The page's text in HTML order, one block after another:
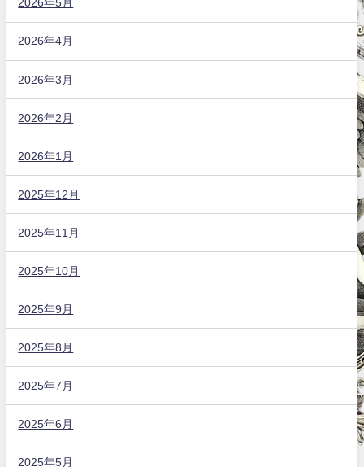
2026年5月
2026年4月
2026年3月
2026年2月
2026年1月
2025年12月
2025年11月
2025年10月
2025年9月
2025年8月
2025年7月
2025年6月
2025年5月